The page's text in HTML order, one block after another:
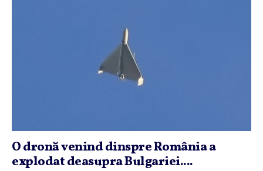
O dronă venind dinspre România a
explodat deasupra Bulgariei....